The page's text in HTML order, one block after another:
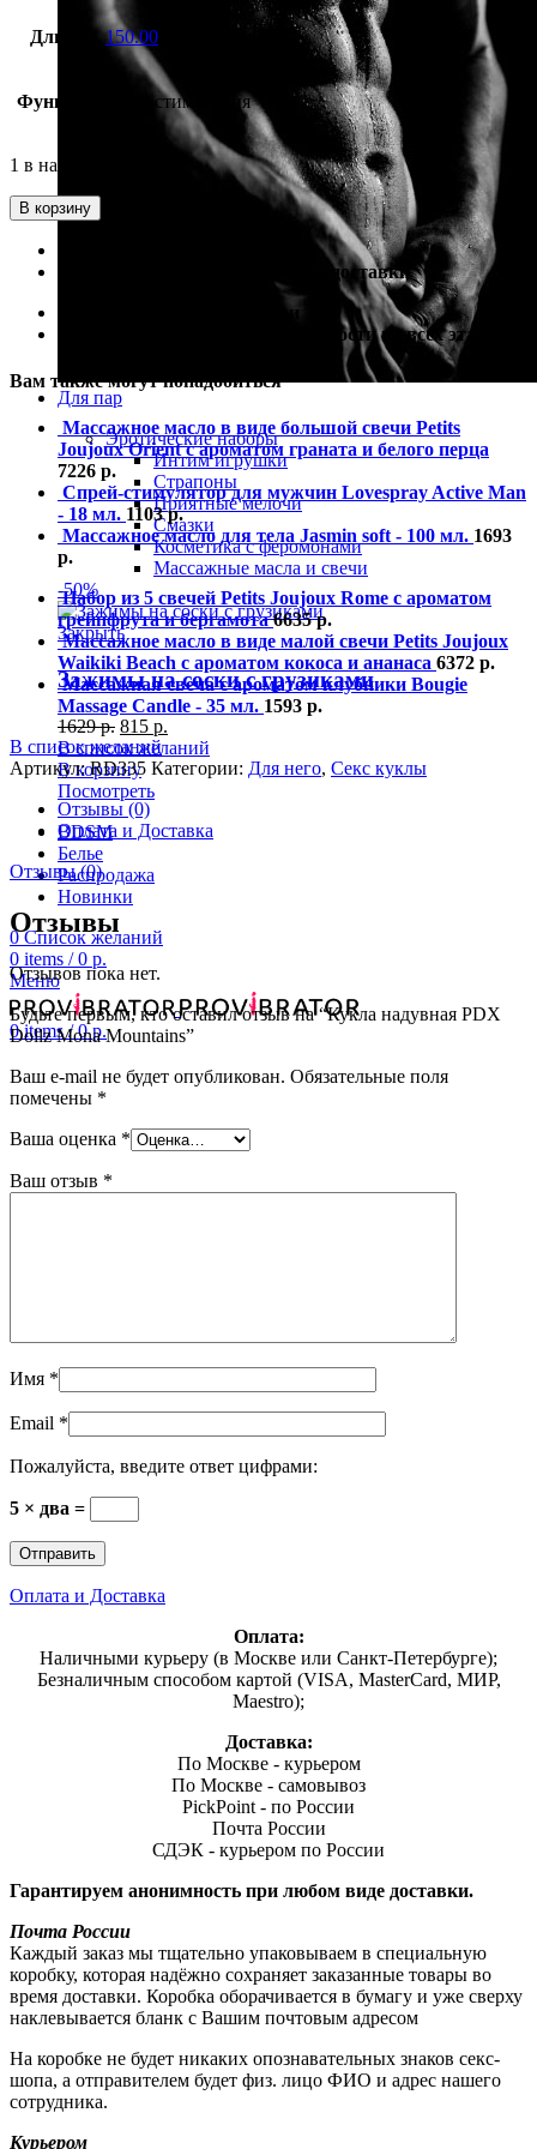
Для пар
Эротические наборы
Интим игрушки
Страпоны
Приятные мелочи
Смазки
Косметика с феромонами
Массажные масла и свечи
-50%
Закрыть
Зажимы на соски с грузиками
1629р. 815 р.
В список желаний
В корзину
Посмотреть
BDSM
Белье
Распродажа
Новинки
0Список желаний
0 items / 0 р.
Меню
0items / 0р.
Длина 150.00
Функция фаллостимуляция
1 в наличии
В корзину
100% гарантия самой быстрой доставки
100% гарантия от подделки
100% гарантия полной анонимности на всех этапах
Вам также могут понадобиться
Массажное масло в виде большой свечи Petits
Joujoux Orient с ароматом граната и белого перца
7226 р.
Спрей-стимулятор для мужчин Lovespray Active Man
- 18 мл. 1103р.
Массажное масло для тела Jasmin soft - 100 мл. 1693
р.
Набор из 5 свечей Petits Joujoux Rome с ароматом
грейпфрута и бергамота6635р.
Массажное масло в виде малой свечи Petits Joujoux
Waikiki Beach с ароматом кокоса и ананаса 6372 р.
Массажная свеча с ароматом клубники Bougie
Massage Candle - 35 мл. 1593 р.
В список желаний
Артикул:RD335 Категории: Для него, Секс куклы
Отзывы (0)
Оплата и Доставка
Отзывы (0)
Отзывы
Отзывов пока нет.
Будьте первым, кто оставил отзыв на “Кукла надувная PDX
Dollz Mona Mountains”
Ваш e-mail не будет опубликован. Обязательные поля
помечены *
Ваша оценка *
Ваш отзыв *
Имя *
Email *
Пожалуйста, введите ответ цифрами:
5 × два =
Оплата и Доставка
Оплата:
Наличными курьеру (в Москве или Санкт-Петербурге);
Безналичным способом картой (VISA, MasterCard, МИР,
Maestro);
Доставка:
По Москве - курьером
По Москве - самовывоз
PickPoint - по России
Почта России
СДЭК - курьером по России
Гарантируем анонимность при любом виде доставки.
Почта России
Каждый заказ мы тщательно упаковываем в специальную
коробку, которая надёжно сохраняет заказанные товары во
время доставки. Коробка оборачивается в бумагу и уже сверху
наклевывается бланк с Вашим почтовым адресом
На коробке не будет никаких опознавательных знаков секс-
шопа, а отправителем будет физ. лицо ФИО и адрес нашего
сотрудника.
Курьером